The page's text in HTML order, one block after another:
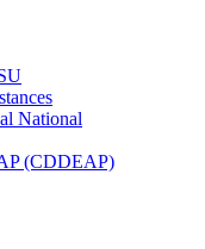
National
(CDDEAP)